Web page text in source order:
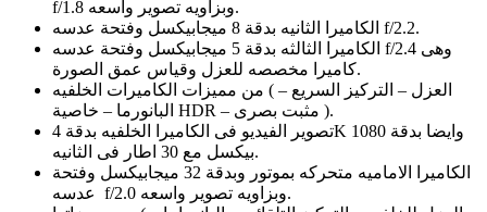
f/1.8 وبزاويه تصوير واسعه.
الكاميرا الثانيه بدقة 8 ميجابيكسل وفتحة عدسه f/2.2.
الكاميرا الثالثه بدقة 5 ميجابيكسل وفتحة عدسه f/2.4 وهى
كاميرا مخصصه للعزل وقياس عمق الصورة.
من مميزات الكاميرات الخلفيه ( العزل – التركيز السريع –
البانورما – خاصية HDR – مثبت بصرى ).
تصوير الفيديو فى الكاميرا الخلفيه بدقة 4K وايضا بدقة 1080
بيكسل مع 30 اطار فى الثانيه.
الكاميرا الاماميه متحركه بموتور وبدقة 32 ميجابيكسل وفتحة
عدسه f/2.0 وبزاويه تصوير واسعه.